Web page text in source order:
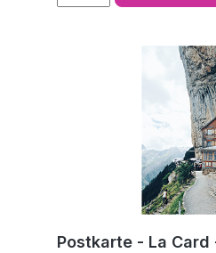
Postkarte - La